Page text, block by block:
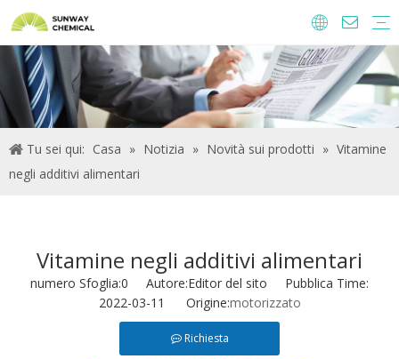
Tu sei qui: Casa » Notizia » Novità sui prodotti » Vitamine
negli additivi alimentari
Vitamine negli additivi alimentari
numero Sfoglia:0 Autore:Editor del sito Pubblica Time:
2022-03-11 Origine:motorizzato
Richiesta